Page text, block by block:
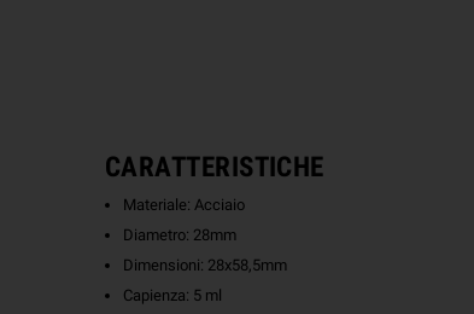
CARATTERISTICHE
Materiale: Acciaio
Diametro: 28mm
Dimensioni: 28x58,5mm
Capienza: 5 ml